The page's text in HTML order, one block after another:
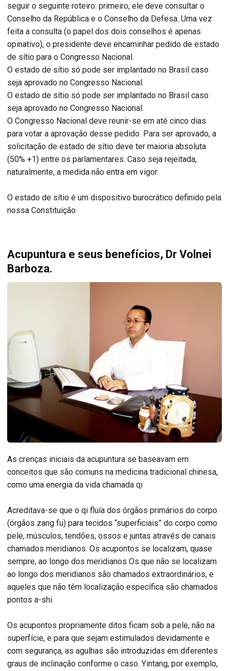
seguir o seguinte roteiro: primeiro, ele deve consultar o
Conselho da República e o Conselho da Defesa. Uma vez
feita a consulta (o papel dos dois conselhos é apenas
opinativo), o presidente deve encaminhar pedido de estado
de sítio para o Congresso Nacional.
O estado de sítio só pode ser implantado no Brasil caso
seja aprovado no Congresso Nacional.
O estado de sítio só pode ser implantado no Brasil caso
seja aprovado no Congresso Nacional.
O Congresso Nacional deve reunir-se em até cinco dias
para votar a aprovação desse pedido. Para ser aprovado, a
solicitação de estado de sítio deve ter maioria absoluta
(50% +1) entre os parlamentares. Caso seja rejeitada,
naturalmente, a medida não entra em vigor.
O estado de sítio é um dispositivo burocrático definido pela
nossa Constituição.
Acupuntura e seus benefícios, Dr Volnei
Barboza.
As crenças iniciais da acupuntura se baseavam em
conceitos que são comuns na medicina tradicional chinesa,
como uma energia da vida chamada qi
Acreditava-se que o qi fluía dos órgãos primários do corpo
(órgãos zang fu) para tecidos “superficiais” do corpo como
pele, músculos, tendões, ossos e juntas através de canais
chamados meridianos. Os acupontos se localizam, quase
sempre, ao longo dos meridianos Os que não se localizam
ao longo dos meridianos são chamados extraordinários, e
aqueles que não têm localização específica são chamados
pontos a-shi.
Os acupontos propriamente ditos ficam sob a pele, não na
superfície, e para que sejam estimulados devidamente e
com segurança, as agulhas são introduzidas em diferentes
graus de inclinação conforme o caso. Yintang, por exemplo,